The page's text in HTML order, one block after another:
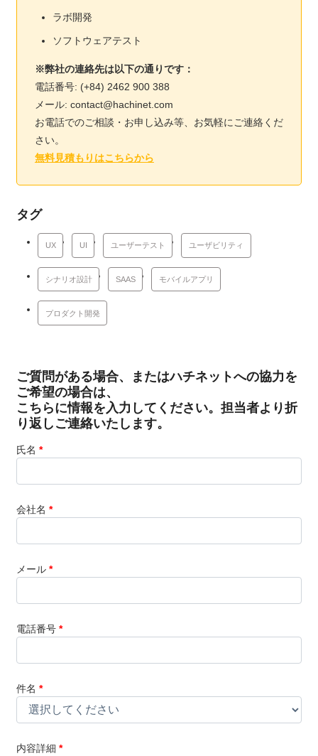
ラボ開発
ソフトウェアテスト
※弊社の連絡先は以下の通りです：
電話番号: (+84) 2462 900 388
メール: contact@hachinet.com
お電話でのご相談・お申し込み等、お気軽にご連絡くだ
さい。
無料見積もりはこちらから
タグ
UX UI ユーザーテスト ユーザビリティ
シナリオ設計 SAAS モバイルアプリ
プロダクト開発
ご質問がある場合、またはハチネットへの協力を
ご希望の場合は、
こちらに情報を入力してください。担当者より折
り返しご連絡いたします。
氏名 *
会社名 *
メール *
電話番号 *
件名 *
内容詳細 *